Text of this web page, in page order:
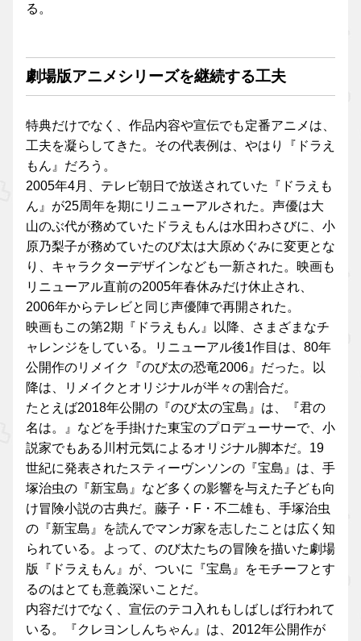
る。
劇場版アニメシリーズを継続する工夫
特典だけでなく、作品内容や宣伝でも定番アニメは、
工夫を凝らしてきた。その代表例は、やはり『ドラえ
もん』だろう。
2005年4月、テレビ朝日で放送されていた『ドラえも
ん』が25周年を期にリニューアルされた。声優は大
山のぶ代が務めていたドラえもんは水田わさびに、小
原乃梨子が務めていたのび太は大原めぐみに変更とな
り、キャラクターデザインなども一新された。映画も
リニューアル直前の2005年春休みだけ休止され、
2006年からテレビと同じ声優陣で再開された。
映画もこの第2期『ドラえもん』以降、さまざまなチ
ャレンジをしている。リニューアル後1作目は、80年
公開作のリメイク『のび太の恐竜2006』だった。以
降は、リメイクとオリジナルが半々の割合だ。
たとえば2018年公開の『のび太の宝島』は、『君の
名は。』などを手掛けた東宝のプロデューサーで、小
説家でもある川村元気によるオリジナル脚本だ。19
世紀に発表されたスティーヴンソンの『宝島』は、手
塚治虫の『新宝島』など多くの影響を与えた子ども向
け冒険小説の古典だ。藤子・F・不二雄も、手塚治虫
の『新宝島』を読んでマンガ家を志したことは広く知
られている。よって、のび太たちの冒険を描いた劇場
版『ドラえもん』が、ついに『宝島』をモチーフとす
るのはとても意義深いことだ。
内容だけでなく、宣伝のテコ入れもしばしば行われて
いる。『クレヨンしんちゃん』は、2012年公開作が